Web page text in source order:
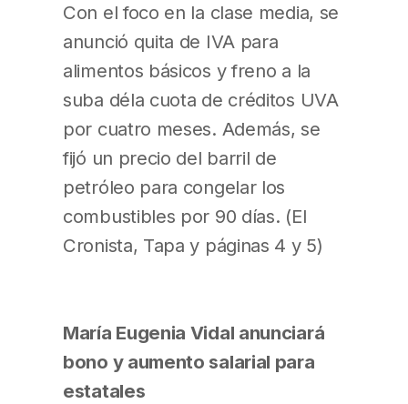
Con el foco en la clase media, se
anunció quita de IVA para
alimentos básicos y freno a la
suba déla cuota de créditos UVA
por cuatro meses. Además, se
fijó un precio del barril de
petróleo para congelar los
combustibles por 90 días. (El
Cronista, Tapa y páginas 4 y 5)
María Eugenia Vidal anunciará
bono y aumento salarial para
estatales